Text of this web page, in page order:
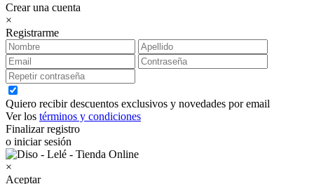
Crear una cuenta
×
Registrarme
Quiero recibir descuentos exclusivos y novedades por email
Ver los términos y condiciones
Finalizar registro
o iniciar sesión
×
Aceptar